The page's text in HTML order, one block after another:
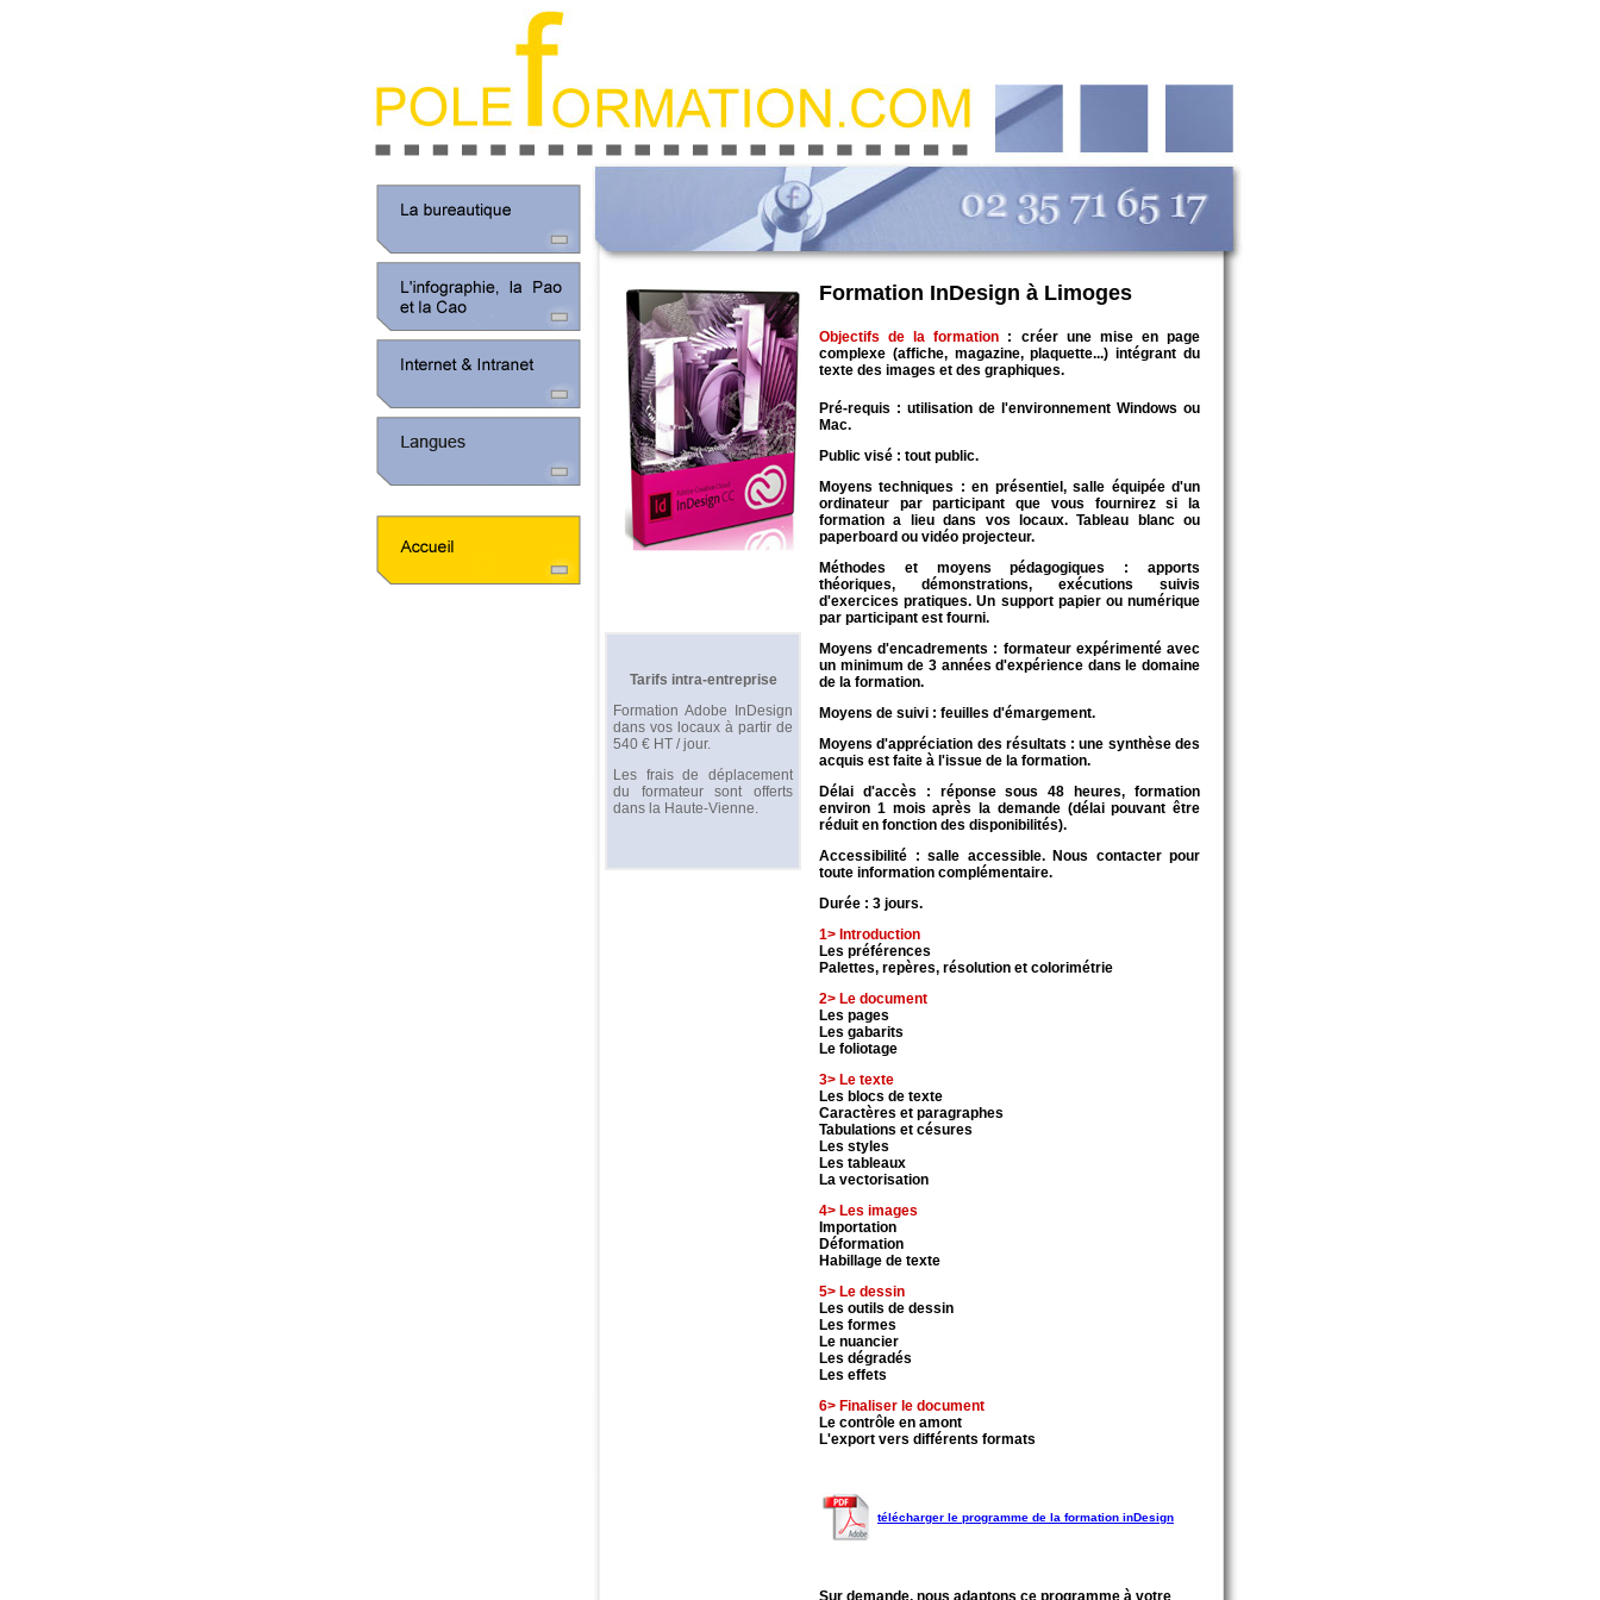
Tarifs intra-entreprise
Formation Adobe InDesign
dans vos locaux à partir de
540 € HT / jour.
Les frais de déplacement
du formateur sont offerts
dans la Haute-Vienne.
Formation InDesign à Limoges
Objectifs de la formation : créer une mise en page
complexe (affiche, magazine, plaquette...) intégrant du
texte des images et des graphiques.
Pré-requis : utilisation de l'environnement Windows ou
Mac.
Public visé : tout public.
Moyens techniques : en présentiel, salle équipée d'un
ordinateur par participant que vous fournirez si la
formation a lieu dans vos locaux. Tableau blanc ou
paperboard ou vidéo projecteur.
Méthodes et moyens pédagogiques : apports
théoriques, démonstrations, exécutions suivis
d'exercices pratiques. Un support papier ou numérique
par participant est fourni.
Moyens d'encadrements : formateur expérimenté avec
un minimum de 3 années d'expérience dans le domaine
de la formation.
Moyens de suivi : feuilles d'émargement.
Moyens d'appréciation des résultats : une synthèse des
acquis est faite à l'issue de la formation.
Délai d'accès : réponse sous 48 heures, formation
environ 1 mois après la demande (délai pouvant être
réduit en fonction des disponibilités).
Accessibilité : salle accessible. Nous contacter pour
toute information complémentaire.
Durée : 3 jours.
1> Introduction
Les préférences
Palettes, repères, résolution et colorimétrie
2> Le document
Les pages
Les gabarits
Le foliotage
3> Le texte
Les blocs de texte
Caractères et paragraphes
Tabulations et césures
Les styles
Les tableaux
La vectorisation
4> Les images
Importation
Déformation
Habillage de texte
5> Le dessin
Les outils de dessin
Les formes
Le nuancier
Les dégradés
Les effets
6> Finaliser le document
Le contrôle en amont
L'export vers différents formats
télécharger le programme de la formation inDesign